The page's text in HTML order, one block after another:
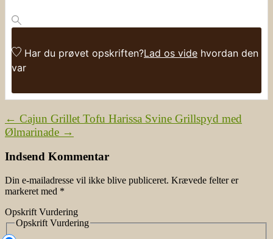
Har du prøvet opskriften?Lad os vide hvordan den
var
← Cajun Grillet Tofu Harissa Svine Grillspyd med
Ølmarinade →
Indsend Kommentar
Din e-mailadresse vil ikke blive publiceret. Krævede felter er
markeret med *
Opskrift Vurdering
Opskrift Vurdering